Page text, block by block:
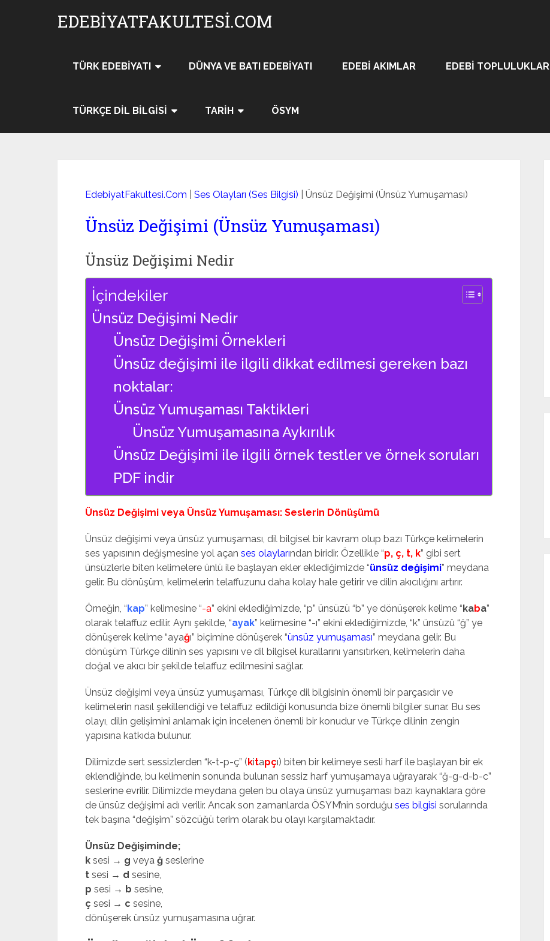
EDEBIYATFAKULTESI.COM
TÜRK EDEBIYATI DÜNYA VE BATI EDEBIYATI EDEBI AKIMLAR EDEBI TOPLULUKLAR
TÜRKÇE DIL BILGISI TARIH ÖSYM
EdebiyatFakultesi.Com Ses Olayları (Ses Bilgisi) Ünsüz Değişimi (Ünsüz Yumuşaması)
Ünsüz Değişimi (Ünsüz Yumuşaması)
Ünsüz Değişimi Nedir
İçindekiler
Ünsüz Değişimi Nedir
Ünsüz Değişimi Örnekleri
Ünsüz değişimi ile ilgili dikkat edilmesi gereken bazı
noktalar:
Ünsüz Yumuşaması Taktikleri
Ünsüz Yumuşamasına Aykırılık
Ünsüz Değişimi ile ilgili örnek testler ve örnek soruları
PDF indir
Ünsüz Değişimi veya Ünsüz Yumuşaması: Seslerin Dönüşümü
Ünsüz değişimi veya ünsüz yumuşaması, dil bilgisel bir kavram olup bazı Türkçe kelimelerin
ses yapısının değişmesine yol açan ses olaylarından biridir. Özellikle “p, ç, t, k” gibi sert
ünsüzlerle biten kelimelere ünlü ile başlayan ekler eklediğimizde “ünsüz değişimi” meydana
gelir. Bu dönüşüm, kelimelerin telaffuzunu daha kolay hale getirir ve dilin akıcılığını artırır.
Örneğin, “kap” kelimesine “-a” ekini eklediğimizde, “p” ünsüzü “b” ye dönüşerek kelime “kaba”
olarak telaffuz edilir. Aynı şekilde, “ayak” kelimesine “-ı” ekini eklediğimizde, “k” ünsüzü “ğ” ye
dönüşerek kelime “ayağı” biçimine dönüşerek “ünsüz yumuşaması” meydana gelir. Bu
dönüşüm Türkçe dilinin ses yapısını ve dil bilgisel kurallarını yansıtırken, kelimelerin daha
doğal ve akıcı bir şekilde telaffuz edilmesini sağlar.
Ünsüz değişimi veya ünsüz yumuşaması, Türkçe dil bilgisinin önemli bir parçasıdır ve
kelimelerin nasıl şekillendiği ve telaffuz edildiği konusunda bize önemli bilgiler sunar. Bu ses
olayı, dilin gelişimini anlamak için incelenen önemli bir konudur ve Türkçe dilinin zengin
yapısına katkıda bulunur.
Dilimizde sert sessizlerden “k-t-p-ç” (kitapçı) biten bir kelimeye sesli harf ile başlayan bir ek
eklendiğinde, bu kelimenin sonunda bulunan sessiz harf yumuşamaya uğrayarak “ğ-g-d-b-c”
seslerine evrilir. Dilimizde meydana gelen bu olaya ünsüz yumuşaması bazı kaynaklara göre
de ünsüz değişimi adı verilir. Ancak son zamanlarda ÖSYM’nin sorduğu ses bilgisi sorularında
tek başına “değişim” sözcüğü terim olarak bu olayı karşılamaktadır.
Ünsüz Değişiminde;
k sesi → g veya ğ seslerine
t sesi → d sesine,
p sesi → b sesine,
ç sesi → c sesine,
dönüşerek ünsüz yumuşamasına uğrar.